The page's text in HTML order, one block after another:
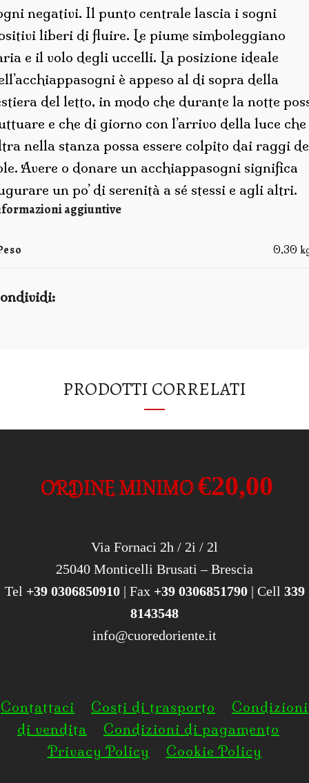
negativi. Il punto centrale lascia i sogni
liberi di fluire. Le piume simboleggiano
e il volo degli uccelli. La posizione ideale
è appeso al di sopra della
del letto, in modo che durante la notte
e che di giorno con l’arrivo della luce che
nella stanza possa essere colpito dai raggi
Avere o donare un acchiappasogni significa
un po’ di serenità a sé stessi e agli altri.
aggiuntive
0,30
PRODOTTI CORRELATI
ORDINE MINIMO€20,00
Via Fornaci 2h / 2i / 2l
25040 Monticelli Brusati – Brescia
Tel +39 0306850910| Fax +39 0306851790| Cell 339
8143548
info@cuoredoriente.it
Contattaci Costi di trasporto
Condizioni
di vendita
Condizioni di pagamento
Privacy Policy
Cookie Policy